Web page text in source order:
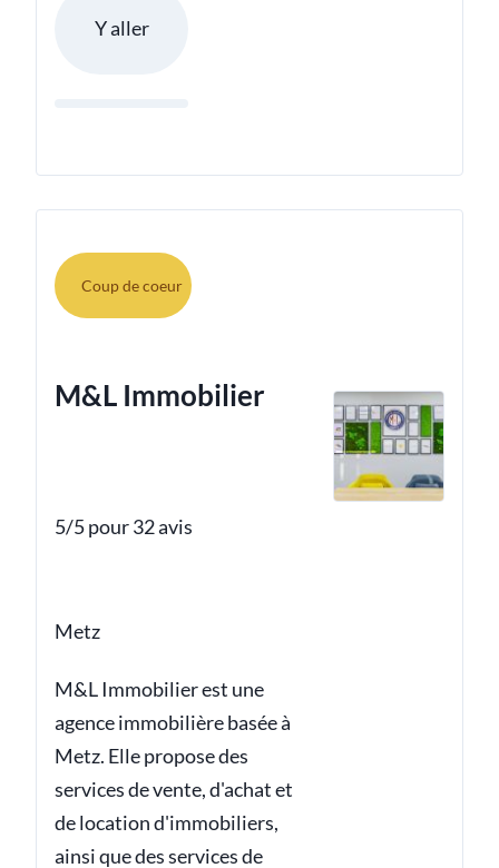
Y aller
Coup de coeur
M&L Immobilier
5/5 pour 32 avis
Metz
M&L Immobilier est une
agence immobilière basée à
Metz. Elle propose des
services de vente, d'achat et
de location d'immobiliers,
ainsi que des services de